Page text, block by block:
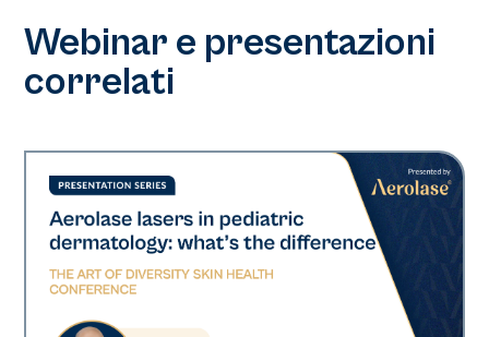
Webinar e presentazioni
correlati